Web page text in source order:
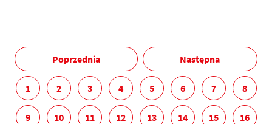
Poprzednia Następna
1 2 3 4 5 6 7 8
9 10 11 12 13 14 15 16